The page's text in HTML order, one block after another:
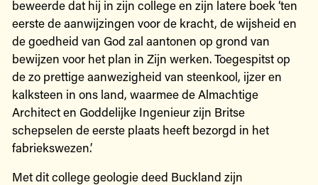
beweerde dat hij in zijn college en zijn latere boek ‘ten
eerste de aanwijzingen voor de kracht, de wijsheid en
de goedheid van God zal aantonen op grond van
bewijzen voor het plan in Zijn werken. Toegespitst op
de zo prettige aanwezigheid van steenkool, ijzer en
kalksteen in ons land, waarmee de Almachtige
Architect en Goddelijke Ingenieur zijn Britse
schepselen de eerste plaats heeft bezorgd in het
fabriekswezen.’
Met dit college geologie deed Buckland zijn